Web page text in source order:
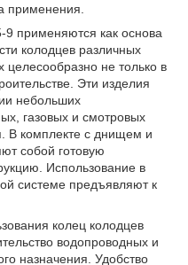
применения.
применяются как основа
колодцев различных
не только в
Эти изделия
небольших
газовых и смотровых
В комплекте с днищем и
собой готовую
Использование в
системе предъявляют к
колец колодцев
водопроводных и
назначения. Удобство